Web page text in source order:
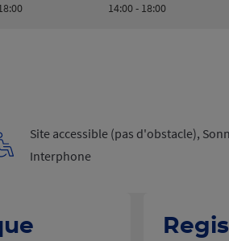
14:00 - 18:00
Site accessible (pas d'obstacle),
Interphone